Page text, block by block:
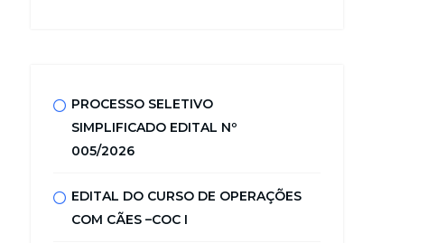
PROCESSO SELETIVO
SIMPLIFICADO EDITAL Nº
005/2026
EDITAL DO CURSO DE OPERAÇÕES
COM CÃES –COC I